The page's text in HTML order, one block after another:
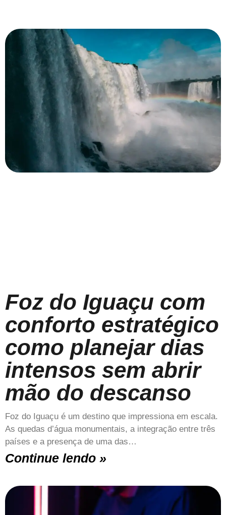
Foz do Iguaçu com
conforto estratégico
como planejar dias
intensos sem abrir
mão do descanso
Foz do Iguaçu é um destino que impressiona em escala.
As quedas d’água monumentais, a integração entre três
países e a presença de uma das…
Continue lendo »